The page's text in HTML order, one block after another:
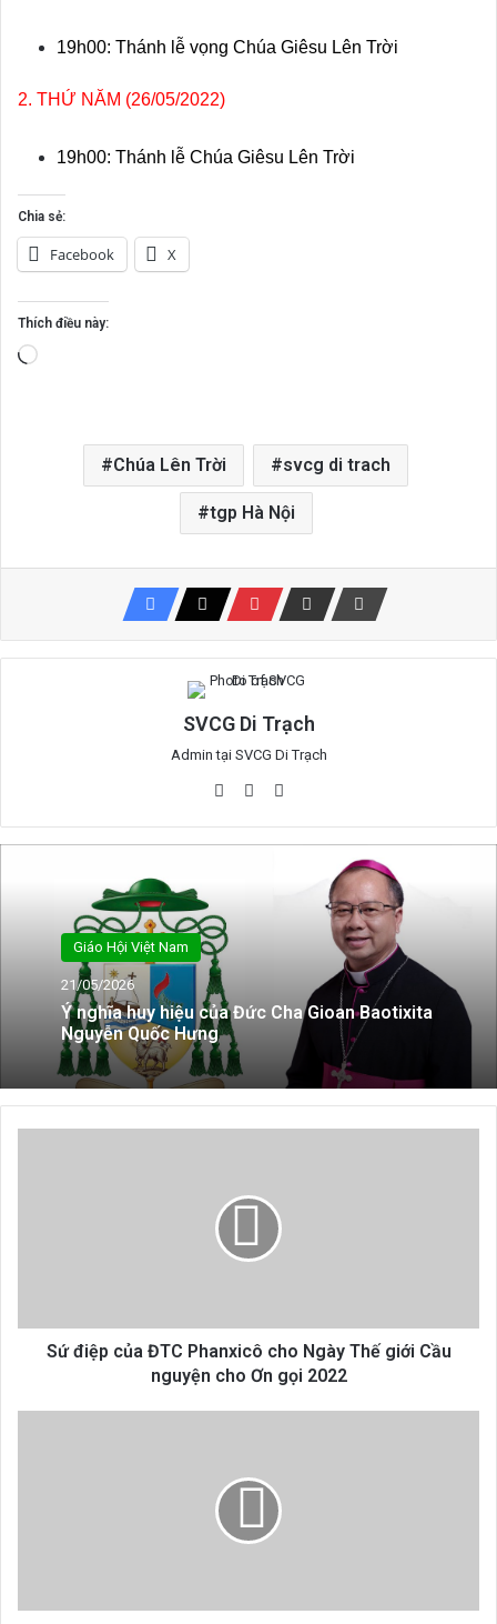
19h00: Thánh lễ vọng Chúa Giêsu Lên Trời
2. THỨ NĂM (26/05/2022)
19h00: Thánh lễ Chúa Giêsu Lên Trời
Chia sẻ:
Facebook X
Thích điều này:
Đang
Chúa Lên Trời svcg di trach
tgp Hà Nội
SVCG Di Trạch
Admin tại SVCG Di Trạch
WebsiteFacebook
Giáo Hội Việt Nam
21/05/2026
Ý nghĩa huy hiệu của Đức Cha Gioan Baotixita
Nguyễn Quốc Hưng
giới
Sứ điệp của ĐTC Phanxicô cho Ngày Thế giới Cầu
nguyện cho Ơn gọi 2022
vì